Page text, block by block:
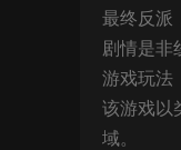
最终反派
剧情是非
游戏玩法
该游戏以
域。